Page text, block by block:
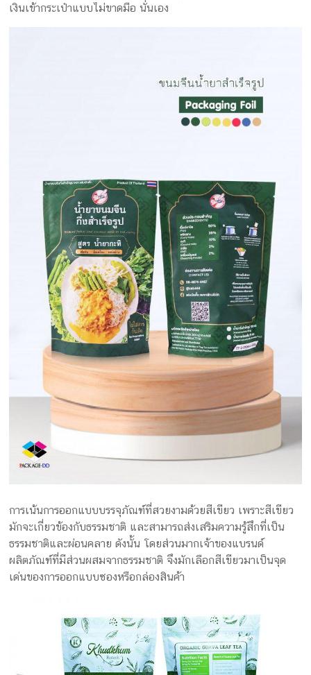
เงินเข้ากระเป๋าแบบไม่ขาดมือ นั่นเอง
การเน้นการออกแบบบรรจุภัณฑ์ที่สวยงามด้วยสีเขียว เพราะสีเขียว
มักจะเกี่ยวข้องกับธรรมชาติ และสามารถส่งเสริมความรู้สึกที่เป็น
ธรรมชาติและผ่อนคลาย ดังนั้น โดยส่วนมากเจ้าของแบรนด์
ผลิตภัณฑ์ที่มีส่วนผสมจากธรรมชาติ จึงมักเลือกสีเขียวมาเป็นจุด
เด่นของการออกแบบซองหรือกล่องสินค้า